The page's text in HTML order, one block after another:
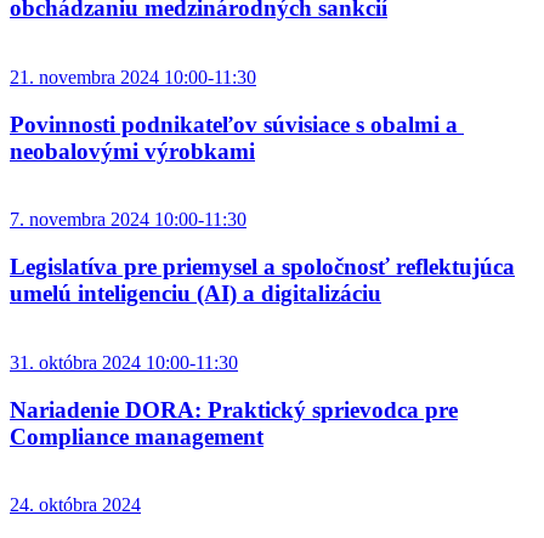
obchádzaniu medzinárodných sankcií
21. novembra 2024 10:00-11:30
Povinnosti podnikateľov súvisiace s obalmi a
neobalovými výrobkami
7. novembra 2024 10:00-11:30
Legislatíva pre priemysel a spoločnosť reflektujúca
umelú inteligenciu (AI) a digitalizáciu
31. októbra 2024 10:00-11:30
Nariadenie DORA: Praktický sprievodca pre
Compliance management
24. októbra 2024